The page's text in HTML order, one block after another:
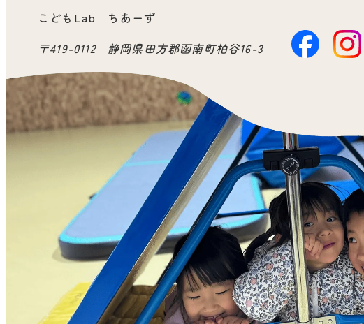
こどもLab ちあーず
〒419-0112 静岡県田方郡函南町柏谷16-3